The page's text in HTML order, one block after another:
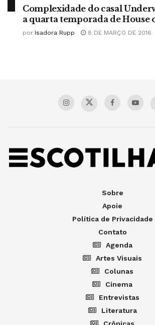
Complexidade do casal
a quarta temporada de House
por Isadora Rupp 8 DE MARÇO DE 2016
Sobre
Apoie
Política de Privacidade
Contato
Agenda
Artes Visuais
Colunas
Cinema
Entrevistas
Literatura